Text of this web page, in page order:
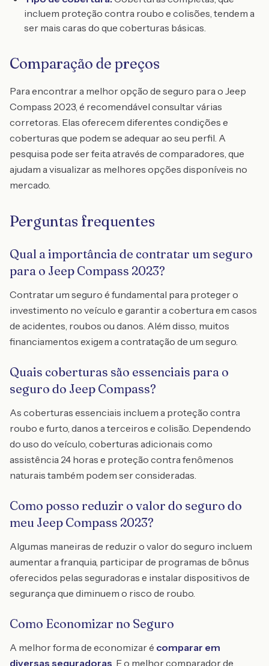
incluem proteção contra roubo e colisões, tendem a
ser mais caras do que coberturas básicas.
Comparação de preços
Para encontrar a melhor opção de seguro para o Jeep
Compass 2023, é recomendável consultar várias
corretoras. Elas oferecem diferentes condições e
coberturas que podem se adequar ao seu perfil. A
pesquisa pode ser feita através de comparadores, que
ajudam a visualizar as melhores opções disponíveis no
mercado.
Perguntas frequentes
Qual a importância de contratar um seguro
para o Jeep Compass 2023?
Contratar um seguro é fundamental para proteger o
investimento no veículo e garantir a cobertura em casos
de acidentes, roubos ou danos. Além disso, muitos
financiamentos exigem a contratação de um seguro.
Quais coberturas são essenciais para o
seguro do Jeep Compass?
As coberturas essenciais incluem a proteção contra
roubo e furto, danos a terceiros e colisão. Dependendo
do uso do veículo, coberturas adicionais como
assistência 24 horas e proteção contra fenômenos
naturais também podem ser consideradas.
Como posso reduzir o valor do seguro do
meu Jeep Compass 2023?
Algumas maneiras de reduzir o valor do seguro incluem
aumentar a franquia, participar de programas de bônus
oferecidos pelas seguradoras e instalar dispositivos de
segurança que diminuem o risco de roubo.
Como Economizar no Seguro
A melhor forma de economizar é comparar em
diversas seguradoras . E o melhor comparador de